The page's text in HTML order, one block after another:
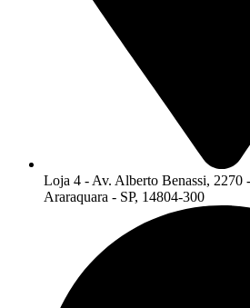
Loja 4 - Av. Alberto Benassi, 2270
Araraquara - SP, 14804-300